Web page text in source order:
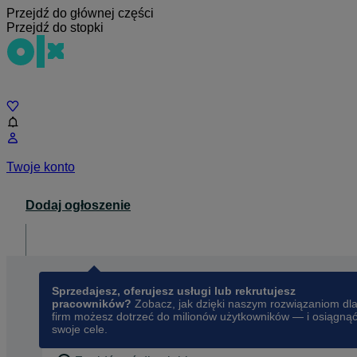
Przejdź do głównej części
Przejdź do stopki
Twoje konto
Dodaj ogłoszenie
Sprzedajesz, oferujesz usługi lub rekrutujesz
pracowników? Zobacz, jak dzięki naszym rozwiązaniom dla
firm możesz dotrzeć do milionów użytkowników — i osiągnąć
swoje cele.